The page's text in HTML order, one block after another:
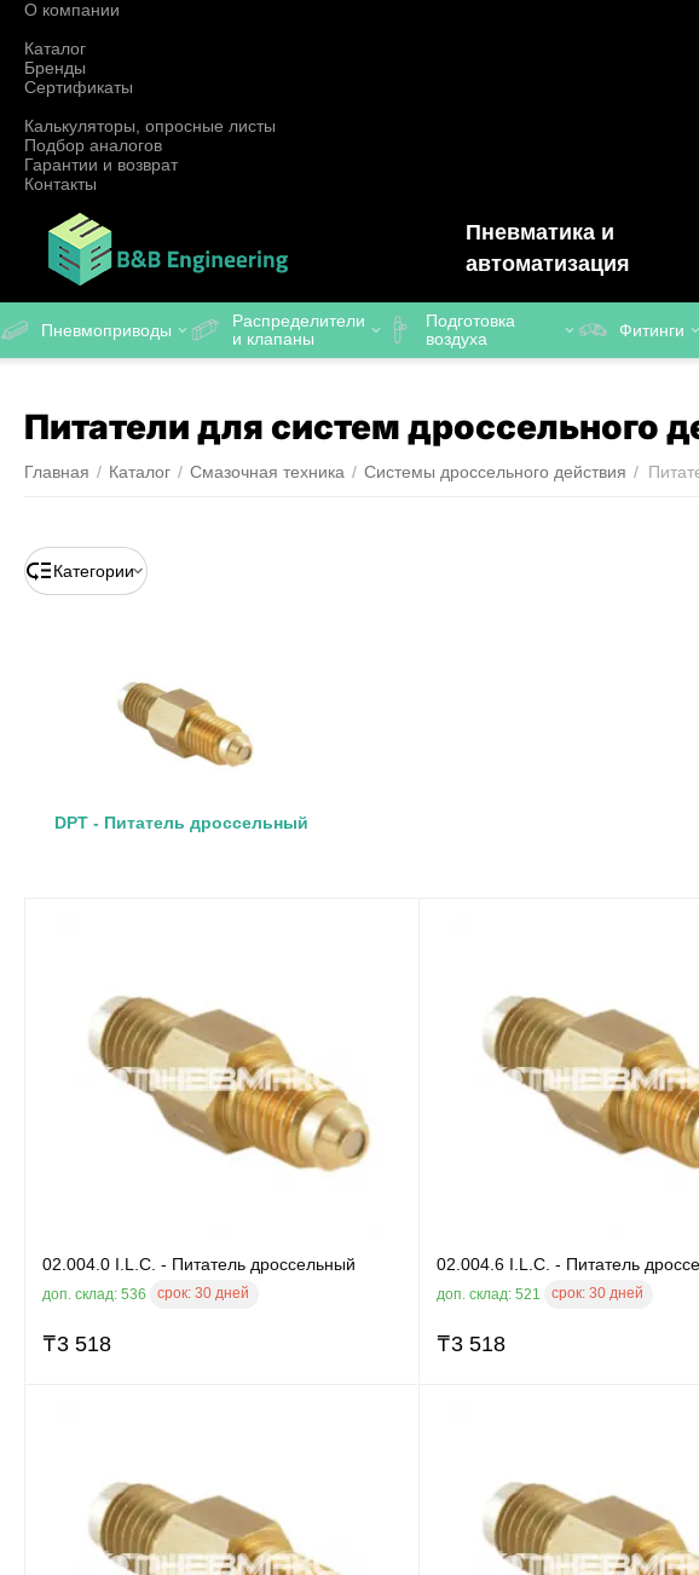
О компании
Каталог
Бренды
Сертификаты
Калькуляторы, опросные листы
Подбор аналогов
Гарантии и возврат
Контакты
Пневматика и
автоматизация
Пневмоприводы
Распределители
и клапаны
Подготовка
воздуха
Фитинги
Питатели для систем дроссельного
Главная / Каталог / Смазочная техника / Системы дроссельного действия /
Категории
DPT - Питатель дроссельный
02.004.0 I.L.C. - Питатель дроссельный
доп. склад: 536 срок: 30 дней
₸3 518
02.004.6 I.L.C. - Питатель
доп. склад: 521 срок: 30 дней
₸3 518